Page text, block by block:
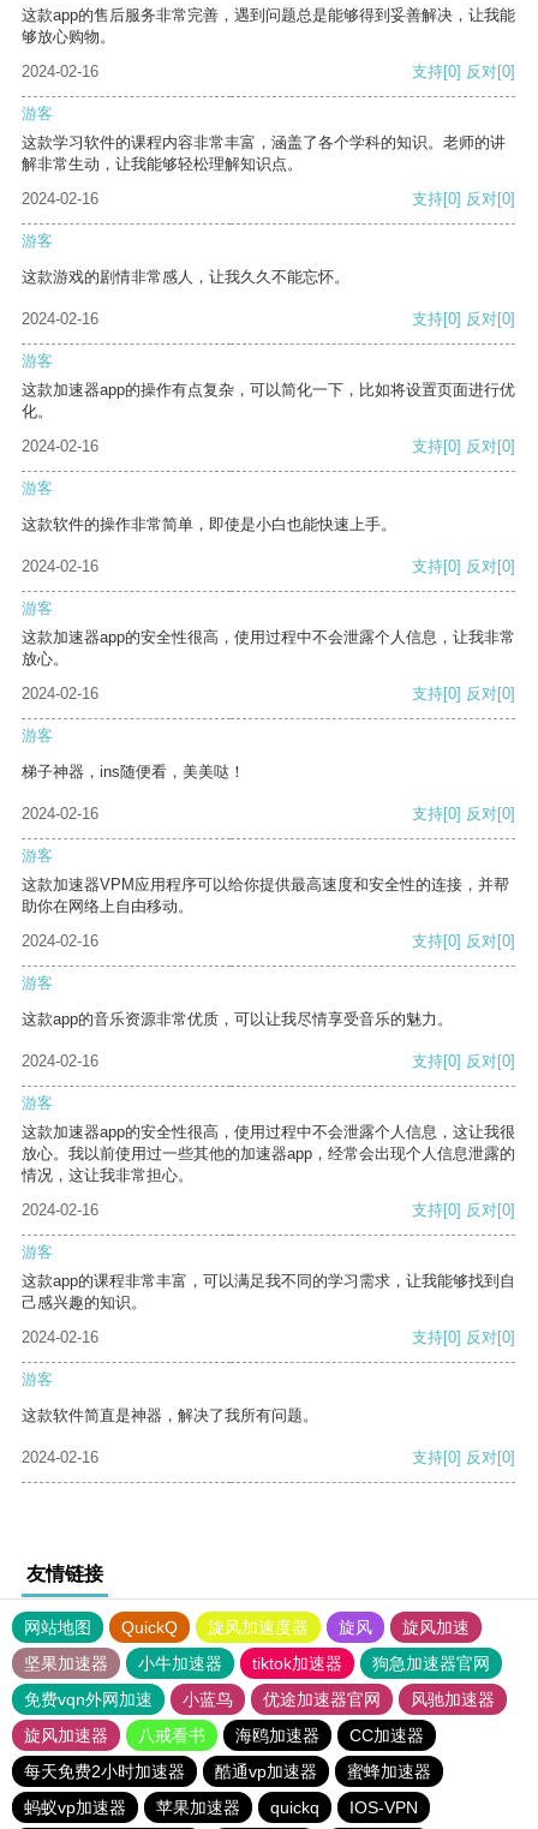
这款app的售后服务非常完善，遇到问题总是能够得到妥善解决，让我能
够放心购物。
2024-02-16
支持[0] 反对[0]
游客
这款学习软件的课程内容非常丰富，涵盖了各个学科的知识。老师的讲
解非常生动，让我能够轻松理解知识点。
2024-02-16
支持[0] 反对[0]
游客
这款游戏的剧情非常感人，让我久久不能忘怀。
2024-02-16 支持[0] 反对[0]
游客
这款加速器app的操作有点复杂，可以简化一下，比如将设置页面进行优
化。
2024-02-16
支持[0] 反对[0]
游客
这款软件的操作非常简单，即使是小白也能快速上手。
2024-02-16 支持[0] 反对[0]
游客
这款加速器app的安全性很高，使用过程中不会泄露个人信息，让我非常
放心。
2024-02-16
支持[0] 反对[0]
游客
梯子神器，ins随便看，美美哒！
2024-02-16 支持[0] 反对[0]
游客
这款加速器VPM应用程序可以给你提供最高速度和安全性的连接，并帮
助你在网络上自由移动。
2024-02-16
支持[0] 反对[0]
游客
这款app的音乐资源非常优质，可以让我尽情享受音乐的魅力。
2024-02-16 支持[0] 反对[0]
游客
这款加速器app的安全性很高，使用过程中不会泄露个人信息，这让我很
放心。我以前使用过一些其他的加速器app，经常会出现个人信息泄露的
情况，这让我非常担心。
2024-02-16
支持[0] 反对[0]
游客
这款app的课程非常丰富，可以满足我不同的学习需求，让我能够找到自
己感兴趣的知识。
2024-02-16
支持[0] 反对[0]
游客
这款软件简直是神器，解决了我所有问题。
2024-02-16 支持[0] 反对[0]
友情链接
网站地图 QuickQ 旋风加速度器 旋风
旋风加速
坚果加速器
小牛加速器 tiktok加速器
狗急加速器官网
免费vqn外网加速
小蓝鸟 优途加速器官网
风驰加速器
旋风加速器
八戒看书 海鸥加速器
CC加速器
每天免费2小时加速器
酷通vp加速器
蜜蜂加速器
蚂蚁vp加速器
苹果加速器 quickq IOS-VPN